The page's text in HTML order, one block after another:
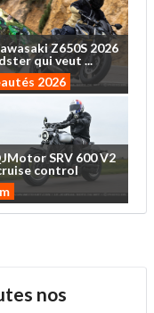
Z650S 2026
quiveut ...
2026
SRV 600V2
control
nos